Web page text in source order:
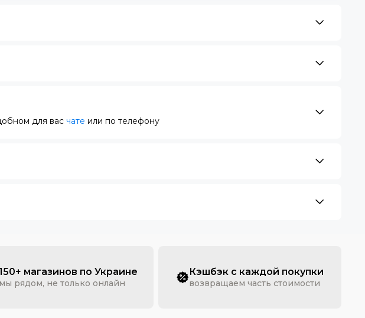
для вас чате или по телефону
магазинов по Украине
мы рядом, не только онлайн
Кэшбэк с каждой покупки
возвращаем часть стоимости